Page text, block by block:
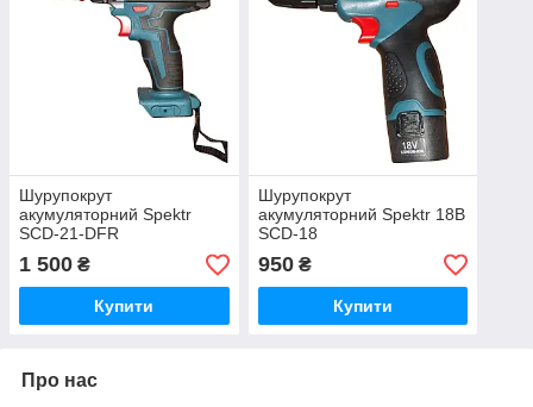
Шурупокрут
акумуляторний Spektr
SCD-21-DFR
1 500 ₴
Купити
Шурупокрут
акумуляторний Spektr 18В
SCD-18
950₴
Купити
Про нас